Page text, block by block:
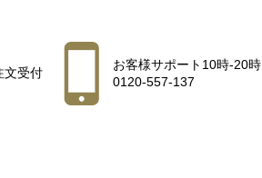
受付
お客様サポート10時-20時
0120-557-137